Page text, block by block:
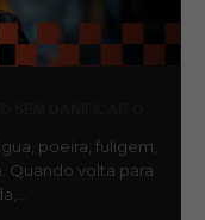
poeira, fuligem,
Quando volta para